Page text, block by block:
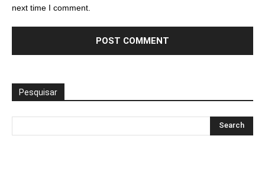
next time I comment.
Pesquisar